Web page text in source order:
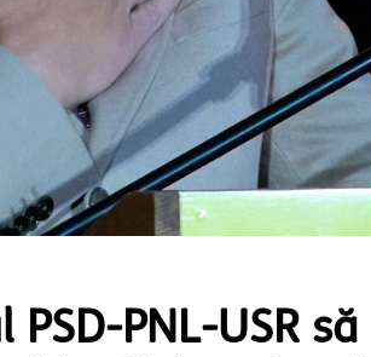
PNL-USR să